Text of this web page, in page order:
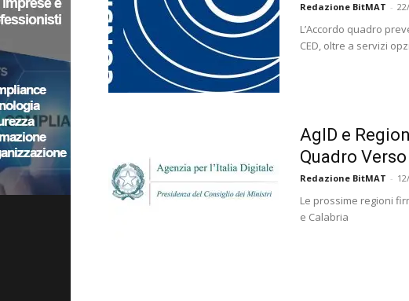
Redazione BitMAT -
L’Accordo quadro
CED, oltre a servizi
AgID e
Quadro
Redazione BitMAT -
Le prossime regioni
e Calabria